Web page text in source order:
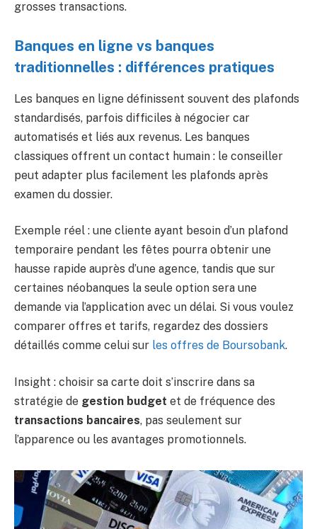
grosses transactions.
Banques en ligne vs banques
traditionnelles : différences pratiques
Les banques en ligne définissent souvent des plafonds
standardisés, parfois difficiles à négocier car
automatisés et liés aux revenus. Les banques
classiques offrent un contact humain : le conseiller
peut adapter plus facilement les plafonds après
examen du dossier.
Exemple réel : une cliente ayant besoin d’un plafond
temporaire pendant les fêtes pourra obtenir une
hausse rapide auprès d’une agence, tandis que sur
certaines néobanques la seule option sera une
demande via l’application avec un délai. Si vous voulez
comparer offres et tarifs, regardez des dossiers
détaillés comme celui sur les offres de Boursobank.
Insight : choisir sa carte doit s’inscrire dans sa
stratégie de gestion budget et de fréquence des
transactions bancaires, pas seulement sur
l’apparence ou les avantages promotionnels.